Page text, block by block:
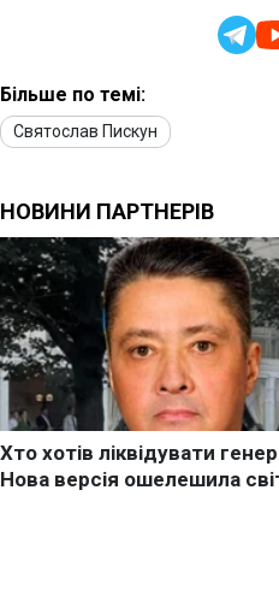
Більше по темі:
Святослав Пискун